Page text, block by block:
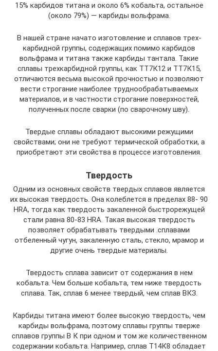
15% карбидов титана и около 6% кобальта, остальное
(около 79%) — карбиды вольфрама.
В нашей стране начато изготовление и сплавов трех-
карбидной группы, содержащих помимо карбидов
вольфрама и титана также карбиды тантала. Такие
сплавы трехкарбидной группы, как ТТ7К12 и ТТ7К15,
отличаются весьма высокой прочностью и позволяют
вести строгание наиболее труднообрабатываемых
материалов, и в частности строгание поверхностей,
полученных после сварки (по сварочному шву).
Твердые сплавы обладают высокими режущими
свойствами; они не требуют термической обработки, а
приобретают эти свойства в процессе изготовления.
Твердость
Одним из основных свойств твердых сплавов является
их высокая твердость. Она колеблется в пределах 88- 90
HRA, тогда как твердость закаленной быстрорежущей
стали равна 80-83 HRA. Такая высокая твердость
позволяет обрабатывать твердыми .сплавами
отбеленный чугун, закаленную сталь, стекло, мрамор и
другие очень твердые материалы.
Твердость сплава зависит от содержания в нем
кобальта. Чем больше кобальта, тем ниже твердость
сплава. Так, сплав 6 менее твердый, чем сплав ВКЗ.
Карбиды титана имеют более высокую твердость, чем
карбиды вольфрама, поэтому сплавы группы тверже
сплавов группы В К при одном и том же количественном
содержании кобальта. Например, сплав Т14К8 обладает